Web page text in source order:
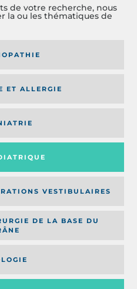
de votre recherche, nous
la ou les thématiques de
ET ALLERGIE
VESTIBULAIRES
DE LA BASE DU